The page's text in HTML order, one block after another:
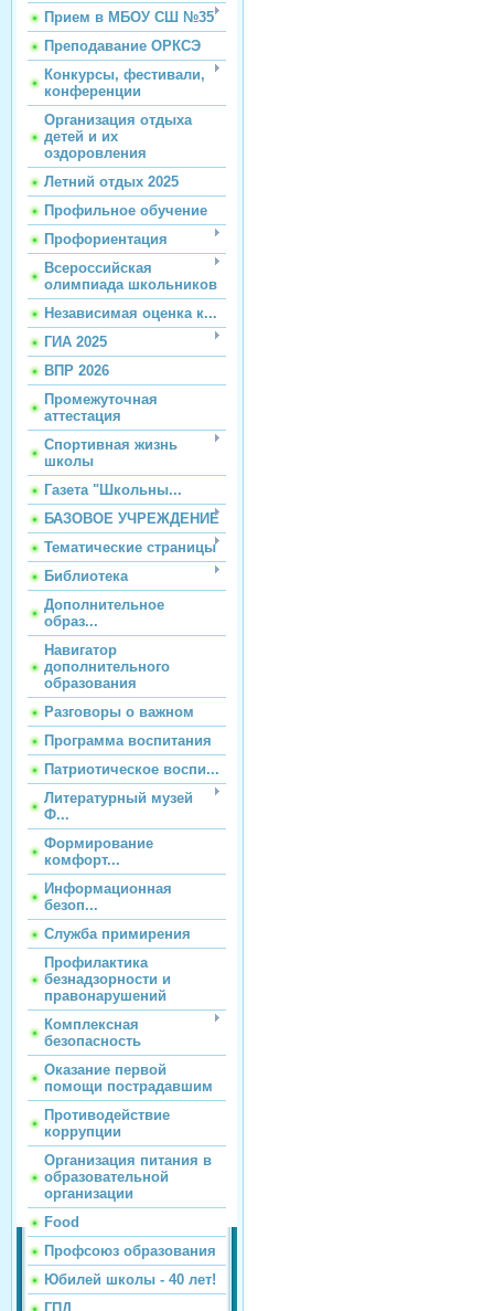
Прием в МБОУ СШ №35
Преподавание ОРКСЭ
Конкурсы, фестивали,
конференции
Организация отдыха
детей и их
оздоровления
Летний отдых 2025
Профильное обучение
Профориентация
Всероссийская
олимпиада школьников
Независимая оценка к...
ГИА 2025
ВПР 2026
Промежуточная
аттестация
Спортивная жизнь
школы
Газета "Школьны...
БАЗОВОЕ УЧРЕЖДЕНИЕ
Тематические страницы
Библиотека
Дополнительное
образ...
Навигатор
дополнительного
образования
Разговоры о важном
Программа воспитания
Патриотическое воспи...
Литературный музей
Ф...
Формирование
комфорт...
Информационная
безоп...
Служба примирения
Профилактика
безнадзорности и
правонарушений
Комплексная
безопасность
Оказание первой
помощи пострадавшим
Противодействие
коррупции
Организация питания в
образовательной
организации
Food
Профсоюз образования
Юбилей школы - 40 лет!